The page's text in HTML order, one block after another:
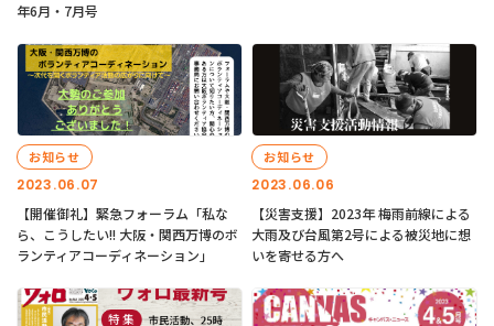
年6月・7月号
2023.06.07
お知らせ
【開催御礼】緊急フォーラム「私な
ら、こうしたい!! 大阪・関西万博のボ
ランティアコーディネーション」
2023.06.06
お知らせ
【災害支援】2023年 梅雨前線による
大雨及び台風第2号による被災地に想
いを寄せる方へ